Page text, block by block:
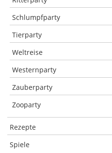
Schlumpfparty
Tierparty
Weltreise
Westernparty
Zauberparty
Zooparty
Rezepte
Spiele